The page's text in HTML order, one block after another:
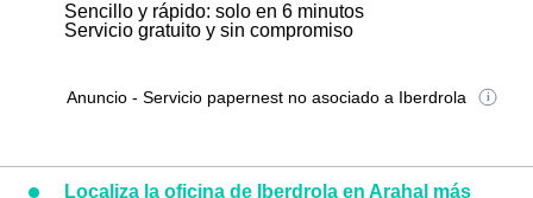
Sencillo y rápido: solo en 6 minutos
Servicio gratuito y sin compromiso
Anuncio - Servicio papernest no asociado a Iberdrola
Localiza la oficina de Iberdrola en Arahal más